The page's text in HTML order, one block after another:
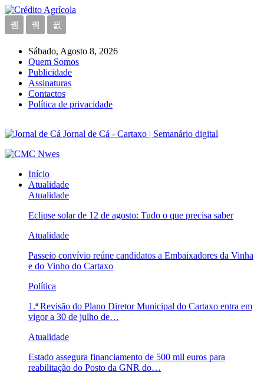
Sábado, Agosto 8, 2026
Quem Somos
Publicidade
Assinaturas
Contactos
Política de privacidade
Jornal de Cá - Cartaxo | Semanário digital
Início
Atualidade
Atualidade
Eclipse solar de 12 de agosto: Tudo o que precisa saber
Atualidade
Passeio convívio reúne candidatos a Embaixadores da Vinha
e do Vinho do Cartaxo
Política
1.ª Revisão do Plano Diretor Municipal do Cartaxo entra em
vigor a 30 de julho de…
Atualidade
Estado assegura financiamento de 500 mil euros para
reabilitação do Posto da GNR do…